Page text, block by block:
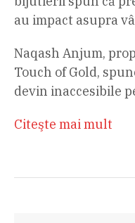
au impact asupra
Naqash Anjum,
Touch of Gold,
devin inaccesibile
Citeşte mai mult